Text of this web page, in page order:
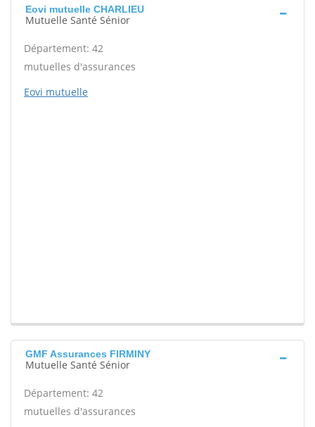
Eovi mutuelle CHARLIEU
Mutuelle Santé Sénior
Département: 42
mutuelles d'assurances
Eovi mutuelle
GMF Assurances FIRMINY
Mutuelle Santé Sénior
Département: 42
mutuelles d'assurances